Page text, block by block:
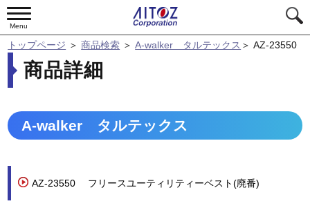
Menu
トップページ ＞商品検索 ＞ A-walker タルテックス ＞AZ-23550
商品詳細
A-walker タルテックス
AZ-23550 フリースユーティリティーベスト(廃番)